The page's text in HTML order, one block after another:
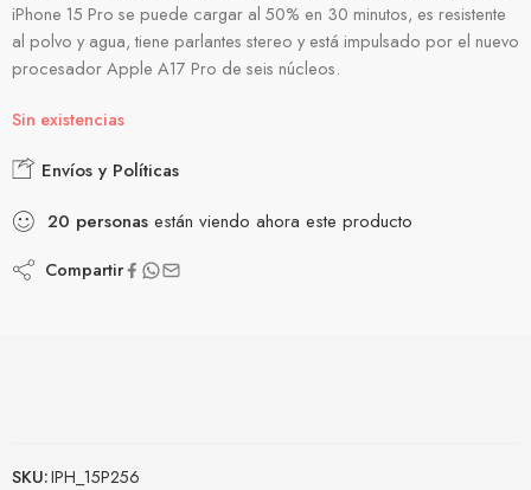
iPhone 15 Pro se puede cargar al 50% en 30 minutos, es resistente
al polvo y agua, tiene parlantes stereo y está impulsado por el nuevo
procesador Apple A17 Pro de seis núcleos.
Sin existencias
Envíos y Políticas
20 personas están viendo ahora este producto
Compartir
SKU:IPH_15P256